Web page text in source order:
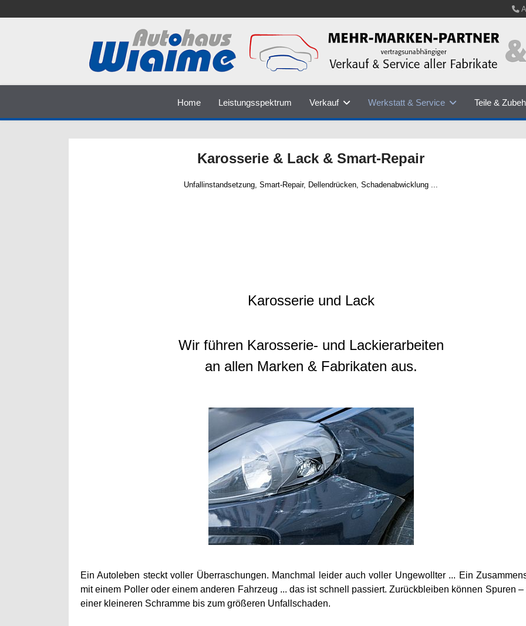
Home Leistungsspektrum Verkauf Werkstatt & Service Teile &
Karosserie & Lack & Smart-Repair
Unfallinstandsetzung, Smart-Repair, Dellendrücken, Schadenabwicklung ...
Karosserie und Lack
Wir führen Karosserie- und Lackierarbeiten
an allen Marken & Fabrikaten aus.
Ein Autoleben steckt voller Überraschungen. Manchmal leider auch voller Ungewollter ... Ein
mit einem Poller oder einem anderen Fahrzeug ... das ist schnell passiert. Zurückbleiben können Spuren –
einer kleineren Schramme bis zum größeren Unfallschaden.